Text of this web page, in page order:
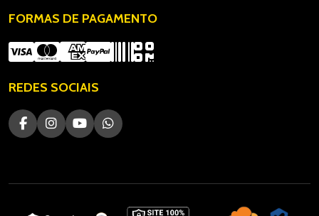
FORMAS DE PAGAMENTO
REDES SOCIAIS